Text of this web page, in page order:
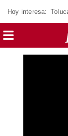
Hoy interesa: